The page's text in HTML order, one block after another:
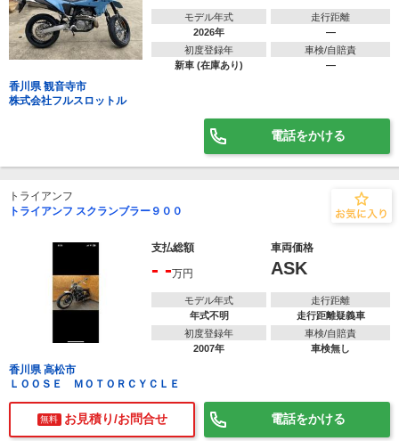
モデル年式
2026年
走行距離
―
初度登録年
新車 (在庫あり)
車検/自賠責
―
香川県 観音寺市
株式会社フルスロットル
電話をかける
トライアンフ
トライアンフ スクランブラー９００
支払総額 車両価格
- -万円 ASK
モデル年式
年式不明
走行距離
走行距離疑義車
初度登録年
2007年
車検/自賠責
車検無し
香川県 高松市
ＬＯＯＳＥ ＭＯＴＯＲＣＹＣＬＥ
無料 お見積り/お問合せ 電話をかける